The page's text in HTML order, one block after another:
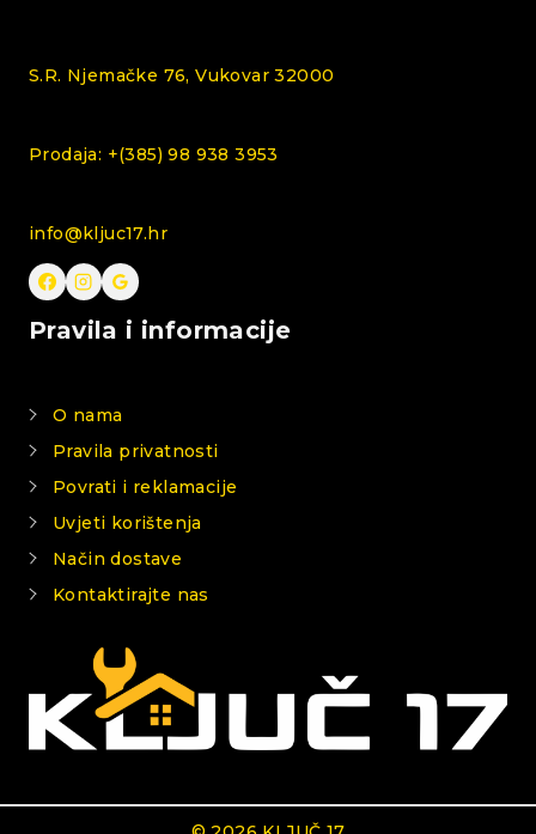
S.R. Njemačke 76, Vukovar 32000
Prodaja: +(385) 98 938 3953
info@kljuc17.hr
Pravila i informacije
O nama
Pravila privatnosti
Povrati i reklamacije
Uvjeti korištenja
Način dostave
Kontaktirajte nas